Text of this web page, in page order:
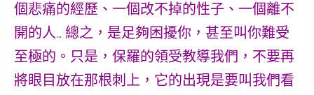
個悲痛的經歷、一個改不掉的性子、一個離不
開的人… 總之，是足夠困擾你，甚至叫你難受
至極的。只是，保羅的領受教導我們，不要再
將眼目放在那根刺上， 它的出現是要叫我們看